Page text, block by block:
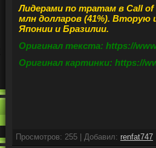
Лидерами по тратам в Call
млн долларов (41%). Вторую
Японии и Бразилии.
Оригинал текста: https://
Оригинал картинки: https://
Просмотров: 255 | Добавил: renfat747